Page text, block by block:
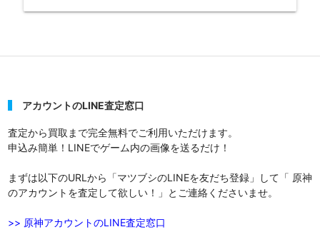
アカウントのLINE査定窓口
査定から買取まで完全無料でご利用いただけます。
申込み簡単！LINEでゲーム内の画像を送るだけ！
まずは以下のURLから「マツブシのLINEを友だち登録」して「 原神
のアカウントを査定して欲しい！」とご連絡くださいませ。
>> 原神アカウントのLINE査定窓口